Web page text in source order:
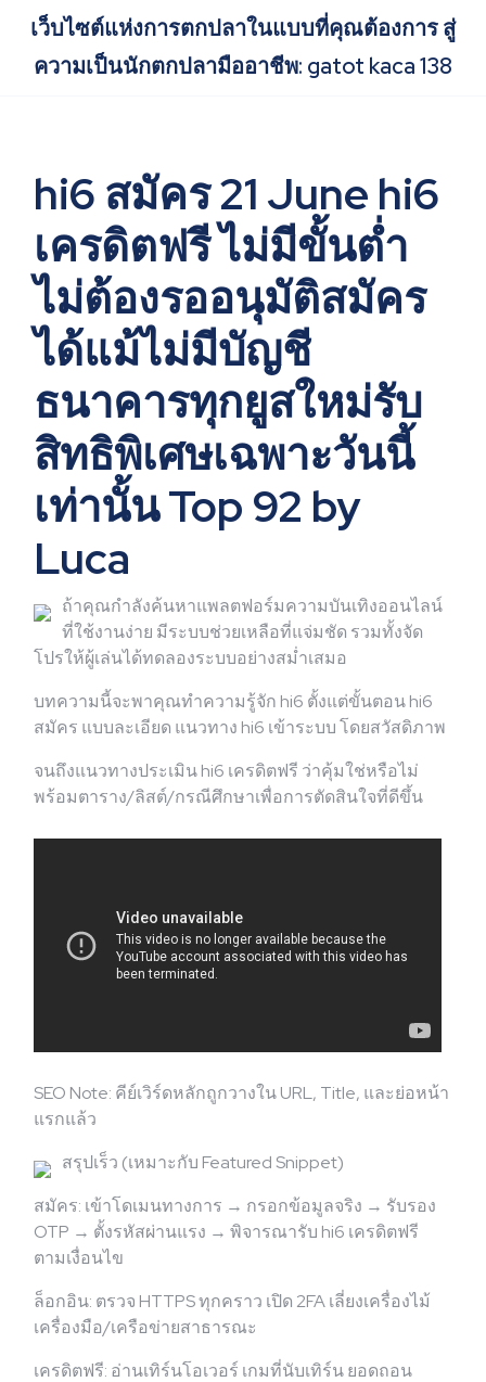
content
เว็บไซต์แห่งการตกปลาในแบบที่คุณต้องการ สู่
ความเป็นนักตกปลามืออาชีพ: gatot kaca 138
hi6 สมัคร 21 June hi6
เครดิตฟรี ไม่มีขั้นต่ำ
ไม่ต้องรออนุมัติสมัคร
ได้แม้ไม่มีบัญชี
ธนาคารทุกยูสใหม่รับ
สิทธิพิเศษเฉพาะวันนี้
เท่านั้น Top 92 by
Luca
ถ้าคุณกำลังค้นหาแพลตฟอร์มความบันเทิงออนไลน์
ที่ใช้งานง่าย มีระบบช่วยเหลือที่แจ่มชัด รวมทั้งจัด
โปรให้ผู้เล่นได้ทดลองระบบอย่างสม่ำเสมอ
บทความนี้จะพาคุณทำความรู้จัก hi6 ตั้งแต่ขั้นตอน hi6
สมัคร แบบละเอียด แนวทาง hi6 เข้าระบบ โดยสวัสดิภาพ
จนถึงแนวทางประเมิน hi6 เครดิตฟรี ว่าคุ้มใช่หรือไม่
พร้อมตาราง/ลิสต์/กรณีศึกษาเพื่อการตัดสินใจที่ดีขึ้น
SEO Note: คีย์เวิร์ดหลักถูกวางใน URL, Title, และย่อหน้า
แรกแล้ว
สรุปเร็ว (เหมาะกับ Featured Snippet)
สมัคร: เข้าโดเมนทางการ → กรอกข้อมูลจริง → รับรอง
OTP → ตั้งรหัสผ่านแรง → พิจารณารับ hi6 เครดิตฟรี
ตามเงื่อนไข
ล็อกอิน: ตรวจ HTTPS ทุกคราว เปิด 2FA เลี่ยงเครื่องไม้
เครื่องมือ/เครือข่ายสาธารณะ
เครดิตฟรี: อ่านเทิร์นโอเวอร์ เกมที่นับเทิร์น ยอดถอน